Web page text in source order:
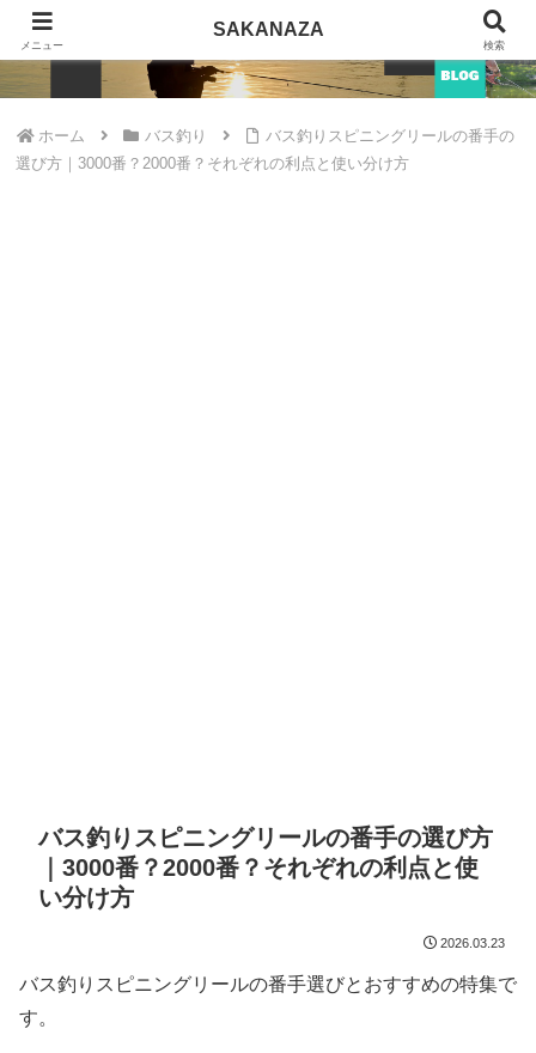
SAKANAZA
ホーム バス釣り
バス釣りスピニングリールの番手の
選び方｜3000番？2000番？それぞれの利点と使い分け方
バス釣りスピニングリールの番手の選び方
｜3000番？2000番？それぞれの利点と使
い分け方
2026.03.23
バス釣りスピニングリールの番手選びとおすすめの特集で
す。
メニュー
SAKANAZA
検索